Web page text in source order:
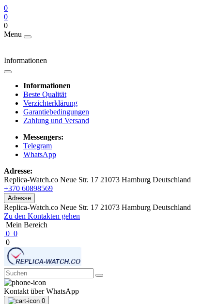
0
0
0
Menu
Informationen
Informationen
Beste Qualität
Verzichterklärung
Garantiebedingungen
Zahlung und Versand
Messengers:
Telegram
WhatsApp
Adresse:
Replica-Watch.co Neue Str. 17 21073 Hamburg Deutschland
+370 60898569
Adresse
Replica-Watch.co Neue Str. 17 21073 Hamburg Deutschland
Zu den Kontakten gehen
Mein Bereich
0 0
0
Kontakt über WhatsApp
0